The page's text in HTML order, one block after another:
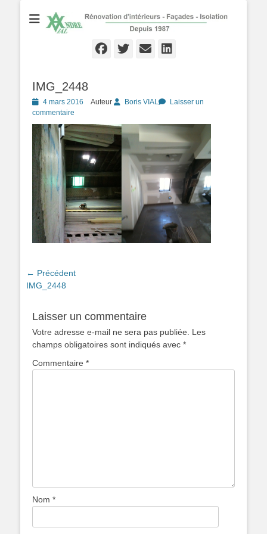
André VIAL
Rénovation d'Intérieurs - Façades - Isolation - Local depuis 1987
Facebook
Twitter
Email
IMG_2448
Posté
le
4 mars 2016 Auteur Boris VIAL
Laisser un
commentaire
Navigation
de
← Précédent
Article
IMG_2448
Laisser un commentaire
Votre adresse e-mail ne sera pas publiée. Les
champs obligatoires sont indiqués avec *
Commentaire *
Nom *